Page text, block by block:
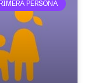
PERSONA